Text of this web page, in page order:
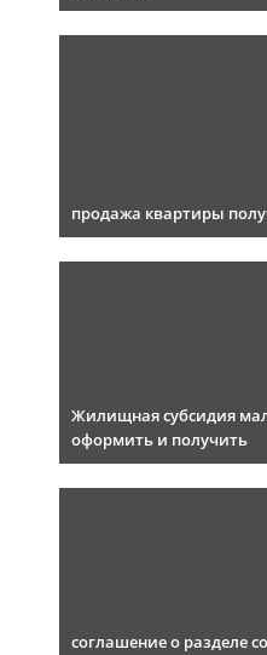
продажа квартиры
Жилищная субсидия
оформить и получить
соглашение о разделе